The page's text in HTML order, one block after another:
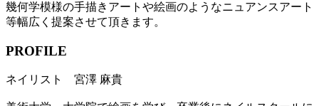
幾何学模様の手描きアートや絵画のようなニュアンスアート
等幅広く提案させて頂きます。
PROFILE
ネイリスト 宮澤 麻貴